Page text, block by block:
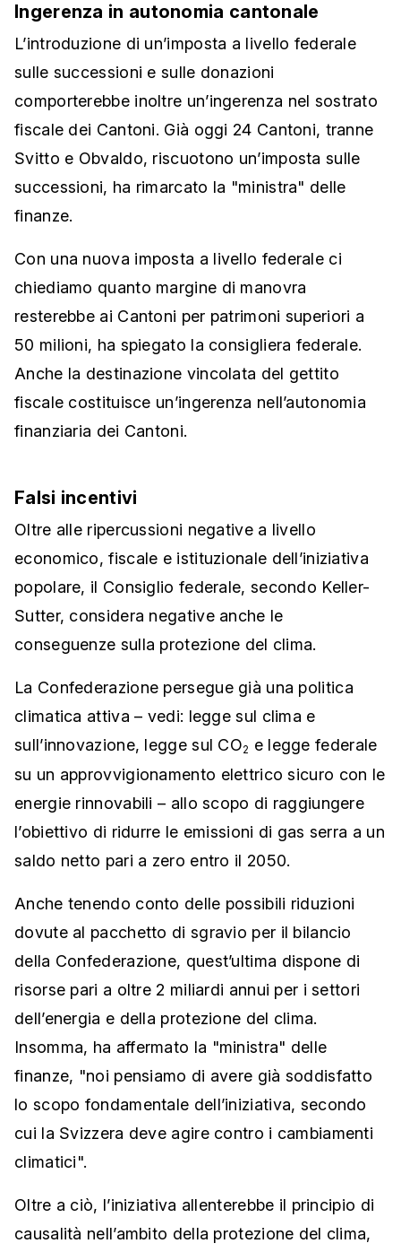
Ingerenza in autonomia cantonale
L’introduzione di un’imposta a livello federale
sulle successioni e sulle donazioni
comporterebbe inoltre un’ingerenza nel sostrato
fiscale dei Cantoni. Già oggi 24 Cantoni, tranne
Svitto e Obvaldo, riscuotono un’imposta sulle
successioni, ha rimarcato la "ministra" delle
finanze.
Con una nuova imposta a livello federale ci
chiediamo quanto margine di manovra
resterebbe ai Cantoni per patrimoni superiori a
50 milioni, ha spiegato la consigliera federale.
Anche la destinazione vincolata del gettito
fiscale costituisce un’ingerenza nell’autonomia
finanziaria dei Cantoni.
Falsi incentivi
Oltre alle ripercussioni negative a livello
economico, fiscale e istituzionale dell’iniziativa
popolare, il Consiglio federale, secondo Keller-
Sutter, considera negative anche le
conseguenze sulla protezione del clima.
La Confederazione persegue già una politica
climatica attiva – vedi: legge sul clima e
sull’innovazione, legge sul CO2 e legge federale
su un approvvigionamento elettrico sicuro con le
energie rinnovabili – allo scopo di raggiungere
l’obiettivo di ridurre le emissioni di gas serra a un
saldo netto pari a zero entro il 2050.
Anche tenendo conto delle possibili riduzioni
dovute al pacchetto di sgravio per il bilancio
della Confederazione, quest’ultima dispone di
risorse pari a oltre 2 miliardi annui per i settori
dell’energia e della protezione del clima.
Insomma, ha affermato la "ministra" delle
finanze, "noi pensiamo di avere già soddisfatto
lo scopo fondamentale dell’iniziativa, secondo
cui la Svizzera deve agire contro i cambiamenti
climatici".
Oltre a ciò, l’iniziativa allenterebbe il principio di
causalità nell’ambito della protezione del clima,